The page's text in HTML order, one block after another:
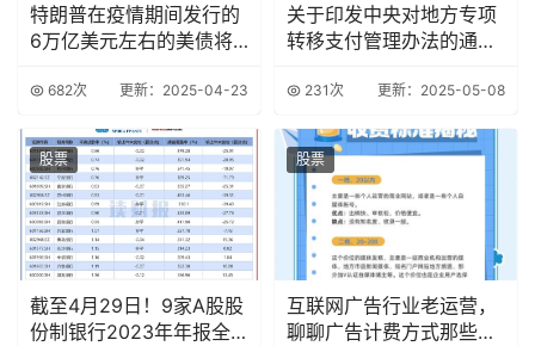
特朗普在疫情期间发行的
6万亿美元左右的美债将
682次 更新：2025-04-23
关于印发中央对地方专项
转移支付管理办法的通知
231次 更新：2025-05-08
股票
截至4月29日！9家A股股
份制银行2023年年报全
股票
互联网广告行业老运营，
聊聊广告计费方式那些事